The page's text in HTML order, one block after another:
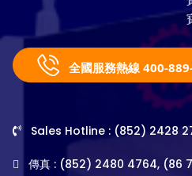
全國服務熱線 400-
Sales Hotline : (852) 2428
傳真 : (852) 2480 4764, (86